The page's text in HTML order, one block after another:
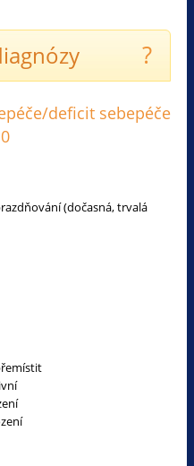
?
deficit sebepéče
(dočasná, trvalá